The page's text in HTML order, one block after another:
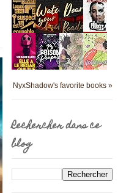
NyxShadow's favorite books »
Rechercher dans ce
blog